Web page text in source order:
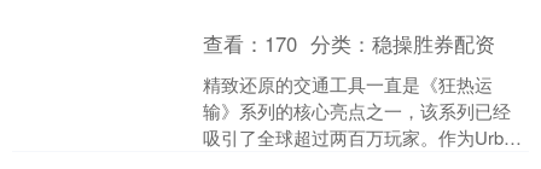
查看： 170 分类：稳操胜券配资
精致还原的交通工具一直是《狂热运
输》系列的核心亮点之一，该系列已经
吸引了全球超过两百万玩家。作为Urban